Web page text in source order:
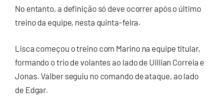
No entanto, a definição só deve ocorrer após o último
treino da equipe, nesta quinta-feira.
Lisca começou o treino com Marino na equipe titular,
formando o trio de volantes ao lado de Uillian Correia e
Jonas. Valber seguiu no comando de ataque, ao lado
de Edgar.